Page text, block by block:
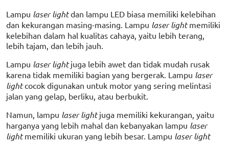
Lampu laser lightdan lampu LED biasa memiliki kelebihan
dan kekurangan masing-masing. Lampu laser lightmemiliki
kelebihan dalam hal kualitas cahaya, yaitu lebih terang,
lebih tajam, dan lebih jauh.
Lampu laser lightjuga lebih awet dan tidak mudah rusak
karena tidak memiliki bagian yang bergerak. Lampu laser
lightcocok digunakan untuk motor yang sering melintasi
jalan yang gelap, berliku, atau berbukit.
Namun, lampu laser lightjuga memiliki kekurangan, yaitu
harganya yang lebih mahal dan kebanyakan lampu laser
lightmemiliki ukuran yang lebih besar. Lampu laser light